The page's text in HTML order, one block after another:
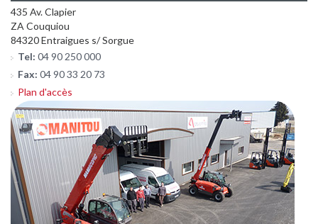
435 Av. Clapier
ZA Couquiou
84320 Entraigues s/ Sorgue
Tel: 04 90 250 000
Fax: 04 90 33 20 73
Plan d'accès